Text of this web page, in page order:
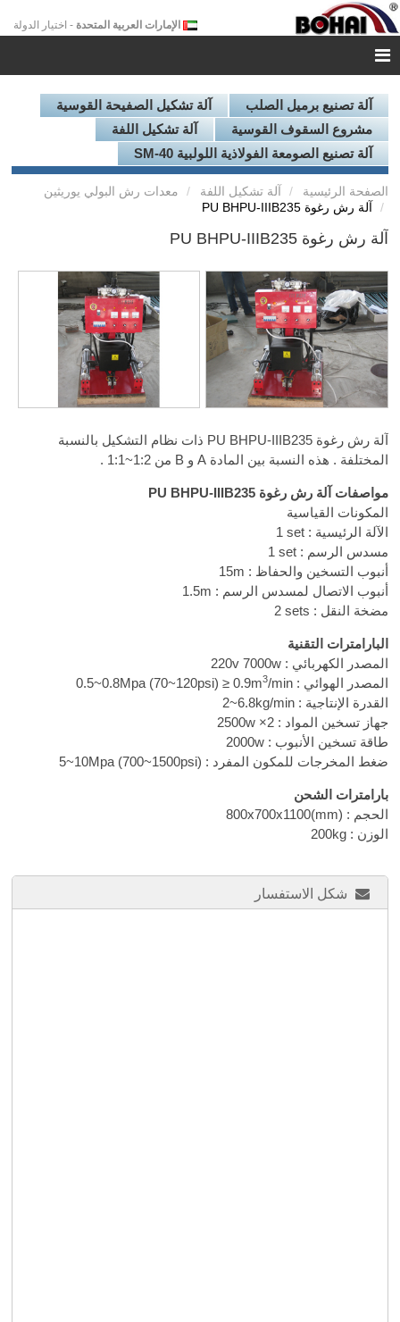
الإمارات العربية المتحدة - اختيار الدولة
آلة تصنيع برميل الصلب
آلة تشكيل الصفيحة القوسية
مشروع السقوف القوسية
آلة تشكيل اللفة
آلة تصنيع الصومعة الفولاذية اللولبية SM-40
الصفحة الرئيسية آلة تشكيل اللفة
معدات رش البولي يوريثين
آلة رش رغوة PU BHPU-IIIB235
آلة رش رغوة PU BHPU-IIIB235
آلة رش رغوة PU BHPU-IIIB235 ذات نظام التشكيل بالنسبة
المختلفة . هذه النسبة بين المادة A و B من
1:1~1:2
.
مواصفات آلة رش رغوة PU BHPU-IIIB235
المكونات القياسية
الآلة الرئيسية :1 set
مسدس الرسم :1 set
أنبوب التسخين والحفاظ : 15m
أنبوب الاتصال لمسدس الرسم : 1.5m
مضخة النقل : 2 sets
البارامترات التقنية
المصدر الكهربائي : 220v 7000w
المصدر الهوائي :
0.5~0.8Mpa (70~120psi) ≥ 0.9m3/min
القدرة الإنتاجية :2~6.8kg/min
جهاز تسخين المواد : 2500w ×2
طاقة تسخين الأنبوب : 2000w
ضغط المخرجات للمكون المفرد : 5~10Mpa (700~1500psi)
بارامترات الشحن
الحجم : 800x700x1100(mm)
الوزن : 200kg
شكل الاستفسار